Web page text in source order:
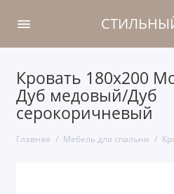
Кровать 180x200
Дуб медовый/Дуб
серокоричневый
Главная Мебель для спальни